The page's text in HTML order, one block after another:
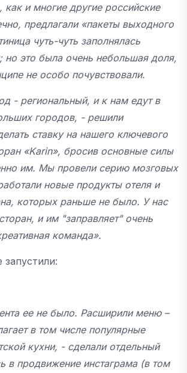
как и многие другие российские
предлагали «пакеты выходного
чуть-чуть заполнялась
это была очень небольшая доля,
не особо почувствовали.
- региональный, и к нам едут в
городов, - решили
ставку на нашего ключевого
«Karin», бросив основные силы
им. Мы провели серию мозговых
новые продукты отеля и
, которых раньше не было. У нас
и им "заправляет" очень
команда».
ее не было. Расширили меню –
в том числе популярные
кухни, - сделали отдельный
в продвижение инстаграма (в том